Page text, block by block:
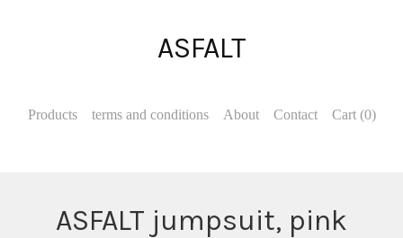
ASFALT
Products terms and conditions About Contact Cart (0)
ASFALT jumpsuit, pink